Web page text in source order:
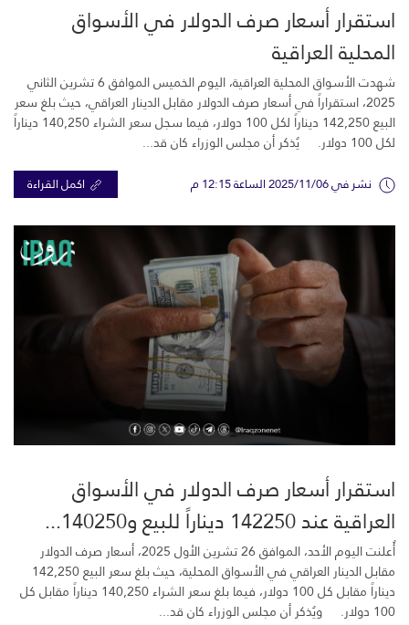
استقرار أسعار صرف الدولار في الأسواق
المحلية العراقية
شهدت الأسواق المحلية العراقية، اليوم الخميس الموافق 6 تشرين الثاني
2025، استقراراً في أسعار صرف الدولار مقابل الدينار العراقي، حيث بلغ سعر
البيع 142,250 ديناراً لكل 100 دولار، فيما سجل سعر الشراء 140,250 ديناراً
لكل 100 دولار. يُذكر أن مجلس الوزراء كان قد...
نشر في 2025/11/06 الساعة 12:15 م اكمل القراءة
استقرار أسعار صرف الدولار في الأسواق
العراقية عند 142250 ديناراً للبيع و140250...
أُعلنت اليوم الأحد، الموافق 26 تشرين الأول 2025، أسعار صرف الدولار
مقابل الدينار العراقي في الأسواق المحلية، حيث بلغ سعر البيع 142,250
ديناراً مقابل كل 100 دولار، فيما بلغ سعر الشراء 140,250 ديناراً مقابل كل
100 دولار. ويُذكر أن مجلس الوزراء كان قد...